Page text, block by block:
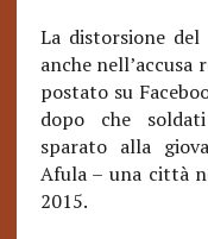
La distorsione
anche nell’accusa
postato su
dopo che
sparato alla
Afula – una città
2015.